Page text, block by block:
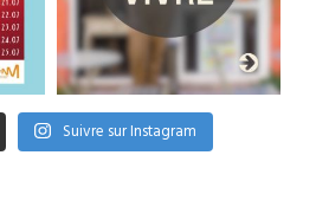
Suivre sur Instagram